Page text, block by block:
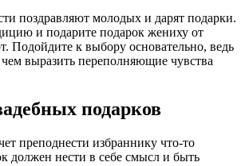
поздравляют молодых и дарят подарки.
и подарите подарок жениху от
Подойдите к выбору основательно, ведь
выразить переполняющие чувства
подарков
преподнести избраннику что-то
должен нести в себе смысл и быть